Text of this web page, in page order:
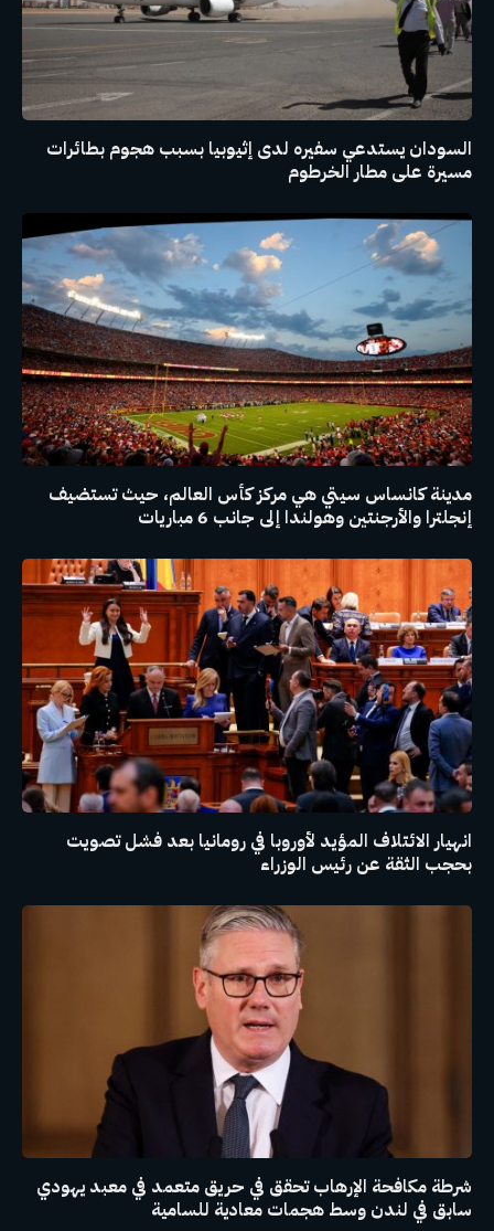
السودان يستدعي سفيره لدى إثيوبيا بسبب هجوم بطائرات
مسيرة على مطار الخرطوم
مدينة كانساس سيتي هي مركز كأس العالم، حيث تستضيف
إنجلترا والأرجنتين وهولندا إلى جانب 6 مباريات
انهيار الائتلاف المؤيد لأوروبا في رومانيا بعد فشل تصويت
بحجب الثقة عن رئيس الوزراء
شرطة مكافحة الإرهاب تحقق في حريق متعمد في معبد يهودي
سابق في لندن وسط هجمات معادية للسامية